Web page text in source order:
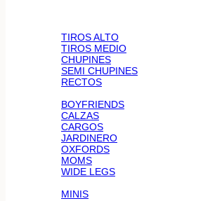
TIROS ALTO
TIROS MEDIO
CHUPINES
SEMI CHUPINES
RECTOS
BOYFRIENDS
CALZAS
CARGOS
JARDINERO
OXFORDS
MOMS
WIDE LEGS
MINIS